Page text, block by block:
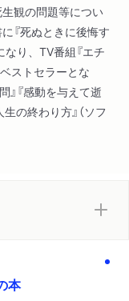
観の問題等につい
『死ぬときに後悔す
なり、TV番組『エチ
ストセラーとな
』『感動を与えて逝
の終わり方』（ソフ
本